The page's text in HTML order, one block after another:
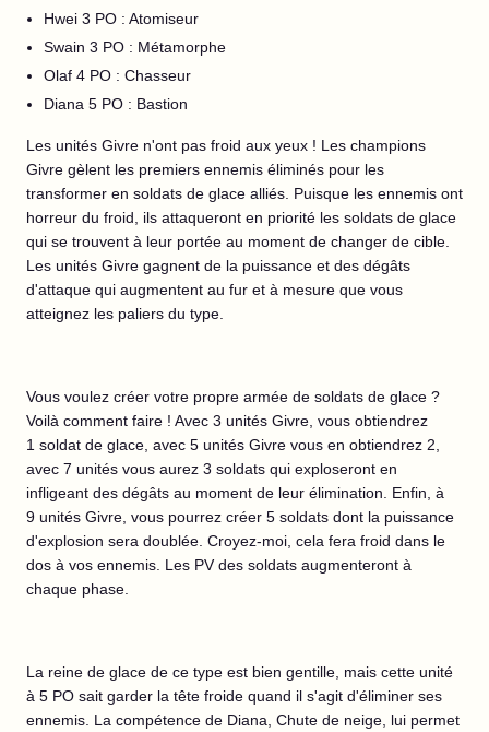
Hwei 3 PO : Atomiseur
Swain 3 PO : Métamorphe
Olaf 4 PO : Chasseur
Diana 5 PO : Bastion
Les unités Givre n'ont pas froid aux yeux ! Les champions
Givre gèlent les premiers ennemis éliminés pour les
transformer en soldats de glace alliés. Puisque les ennemis ont
horreur du froid, ils attaqueront en priorité les soldats de glace
qui se trouvent à leur portée au moment de changer de cible.
Les unités Givre gagnent de la puissance et des dégâts
d'attaque qui augmentent au fur et à mesure que vous
atteignez les paliers du type.
Vous voulez créer votre propre armée de soldats de glace ?
Voilà comment faire ! Avec 3 unités Givre, vous obtiendrez
1 soldat de glace, avec 5 unités Givre vous en obtiendrez 2,
avec 7 unités vous aurez 3 soldats qui exploseront en
infligeant des dégâts au moment de leur élimination. Enfin, à
9 unités Givre, vous pourrez créer 5 soldats dont la puissance
d'explosion sera doublée. Croyez-moi, cela fera froid dans le
dos à vos ennemis. Les PV des soldats augmenteront à
chaque phase.
La reine de glace de ce type est bien gentille, mais cette unité
à 5 PO sait garder la tête froide quand il s'agit d'éliminer ses
ennemis. La compétence de Diana, Chute de neige, lui permet